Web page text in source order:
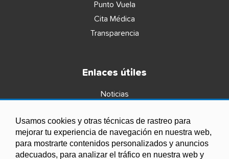
Usamos cookies y otras técnicas de rastreo para
mejorar tu experiencia de navegación en nuestra web,
para mostrarte contenidos personalizados y anuncios
adecuados, para analizar el tráfico en nuestra web y
Punto Vuela
Cita Médica
Transparencia
Enlaces útiles
Noticias
Ordenanzas
Entidades y asociaciones